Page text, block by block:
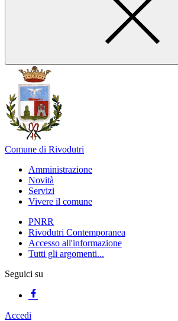
Comune di Rivodutri
Amministrazione
Novità
Servizi
Vivere il comune
PNRR
Rivodutri Contemporanea
Accesso all'informazione
Tutti gli argomenti...
Seguici su
Accedi